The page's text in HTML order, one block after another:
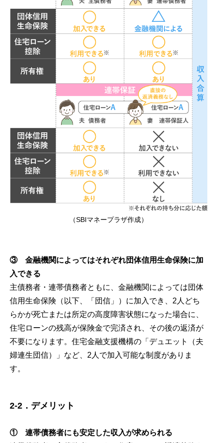
（SBIマネープラザ作成）
③ 金融機関によってはそれぞれ団体信用生命保険に加
入できる
主債務者・連帯債務者ともに、金融機関によっては団体
信用生命保険（以下、「団信」）に加入でき、2人どち
らかが死亡または所定の高度障害状態になった場合に、
住宅ローンの残高が保険金で完済され、その後の返済が
不要になります。住宅金融支援機構の「デュエット（夫
婦連生団信）」など、2人で加入可能な制度がありま
す。
2-2．デメリット
① 連帯債務者にも安定した収入が求められる